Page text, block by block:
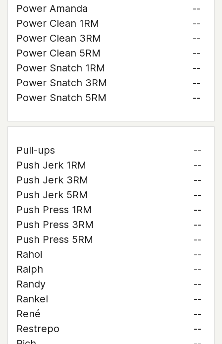
Power Amanda
--
Power Clean 1RM
--
Power Clean 3RM
--
Power Clean 5RM
--
Power Snatch 1RM
--
Power Snatch 3RM
--
Power Snatch 5RM
--
Pull-ups
--
Push Jerk 1RM
--
Push Jerk 3RM
--
Push Jerk 5RM
--
Push Press 1RM
--
Push Press 3RM
--
Push Press 5RM
--
Rahoi
--
Ralph
--
Randy
--
Rankel
--
René
--
Restrepo
--